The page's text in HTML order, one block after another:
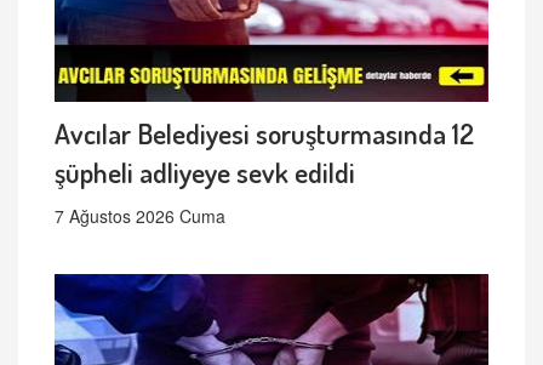
Avcılar Belediyesi soruşturmasında 12
şüpheli adliyeye sevk edildi
7 Ağustos 2026 Cuma